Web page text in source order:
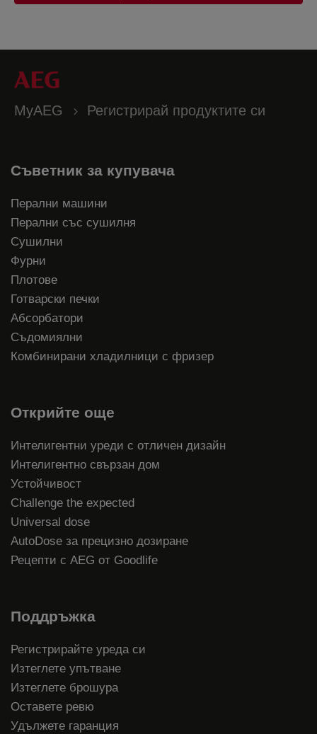
MyAEG Регистрирай продуктите си
Съветник за купувача
Перални машини
Перални със сушилня
Сушилни
Фурни
Плотове
Готварски печки
Абсорбатори
Съдомиялни
Комбинирани хладилници с фризер
Открийте още
Интелигентни уреди с отличен дизайн
Интелигентно свързан дом
Устойчивост
Challenge the expected
Universal dose
AutoDose за прецизно дозиране
Рецепти с AEG от Goodlife
Поддръжка
Регистрирайте уреда си
Изтеглете упътване
Изтеглете брошура
Оставете ревю
Удължете гаранция